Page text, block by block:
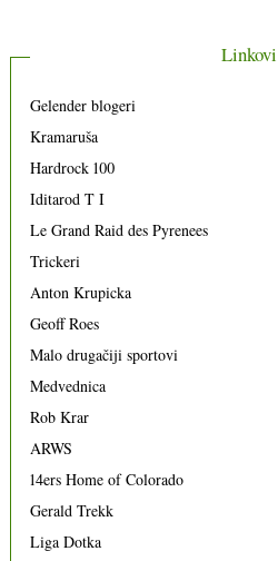
Linkovi
Gelender blogeri
Kramaruša
Hardrock 100
Iditarod T I
Le Grand Raid des Pyrenees
Trickeri
Anton Krupicka
Geoff Roes
Malo drugačiji sportovi
Medvednica
Rob Krar
ARWS
14ers Home of Colorado
Gerald Trekk
Liga Dotka